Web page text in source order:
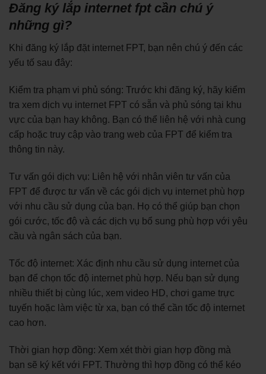
Đăng ký lắp internet fpt cần chú ý
những gì?
Khi đăng ký lắp đặt internet FPT, bạn nên chú ý đến các
yếu tố sau đây:
Kiểm tra phạm vi phủ sóng: Trước khi đăng ký, hãy kiểm
tra xem dịch vụ internet FPT có sẵn và phủ sóng tại khu
vực của bạn hay không. Bạn có thể liên hệ với nhà cung
cấp hoặc truy cập vào trang web của FPT để kiểm tra
thông tin này.
Tư vấn gói dịch vụ: Liên hệ với nhân viên tư vấn của
FPT để được tư vấn về các gói dịch vụ internet phù hợp
với nhu cầu sử dụng của bạn. Họ có thể giúp bạn chọn
gói cước, tốc độ và các dịch vụ bổ sung phù hợp với yêu
cầu và ngân sách của bạn.
Tốc độ internet: Xác định nhu cầu sử dụng internet của
bạn để chọn tốc độ internet phù hợp. Nếu bạn sử dụng
nhiều thiết bị cùng lúc, xem video HD, chơi game trực
tuyến hoặc làm việc từ xa, bạn có thể cần tốc độ internet
cao hơn.
Thời gian hợp đồng: Xem xét thời gian hợp đồng mà
bạn sẽ ký kết với FPT. Thường thì hợp đồng có thể kéo